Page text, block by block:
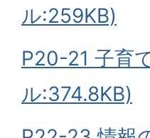
ル:259KB)
P20-21 子育
ル:374.8KB)